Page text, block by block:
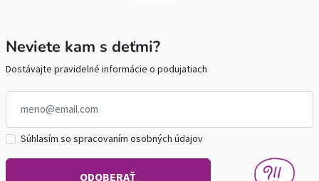
Neviete kam s deťmi?
Dostávajte pravidelné informácie o podujatiach
Súhlasím so spracovaním osobných údajov